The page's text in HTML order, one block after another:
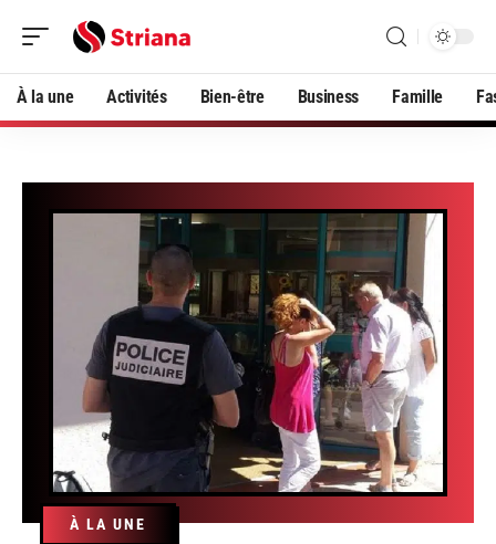
À la une Activités Bien-être Business Famille
À LA UNE